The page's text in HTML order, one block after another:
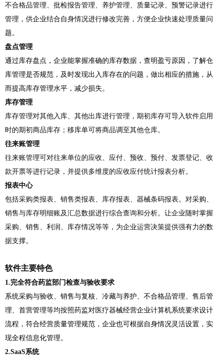
不合格品管理、批检报告管理、养护管理、质量记录、预警记录进行
管理，供企业结合自身情况进行修改完善，方便企业快速处理质量问
题。
盘点管理
通过库存盘点，企业能掌握准确的库存数据，查明盈亏原因，了解仓
库管理是否规范，及时发现出入库存在的问题，做出相应的措施，从
而提高库存管理水平，减少损失。
库存管理
库存管理对其他入库、其他出库进行管理，期初库存可导入软件启用
时的期初商品库存；移库单可将商品调至其他仓库。
往来账管理
往来账管理可对往来单位的应收、应付、预收、预付、发票登记、收
款开票等进行记录，并提供多维度的应收应付统计报表分析。
报表中心
包括采购类报表、销售类报表、库存报表、器械条码报表。对采购、
销售与库存明细账及汇总数据进行综合查询和分析。让企业随时掌握
采购、销售、利润、库存情况等等，为企业运营决策提供强有力的数
据支撑。
软件主要特色
1.完全符合药监部门检查与验收要求
系统采购与验收、销售与复核、冷藏与养护、不合格品管理、售后管
理、首营管理等均按照药监对医疗器械经营企业计算机系统要求设计
流程，符合经营质量管理规范，企业也可根据自身情况灵活设置，实
现全程信息化管理。
2.SaaS系统